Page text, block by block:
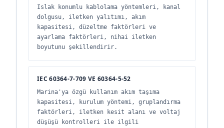
Islak konumlu kablolama yöntemleri, kanal
dolgusu, iletken yalıtımı, akım
kapasitesi, düzeltme faktörleri ve
ayarlama faktörleri, nihai iletken
boyutunu şekillendirir.
IEC 60364-7-709 VE 60364-5-52
Marina'ya özgü kullanım akım taşıma
kapasitesi, kurulum yöntemi, gruplandırma
faktörleri, iletken kesit alanı ve voltaj
düşüşü kontrolleri ile ilgili